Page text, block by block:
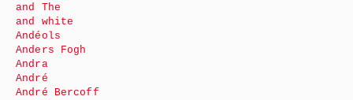
and The
and white
Andéols
Anders Fogh
Andra
André
André Bercoff